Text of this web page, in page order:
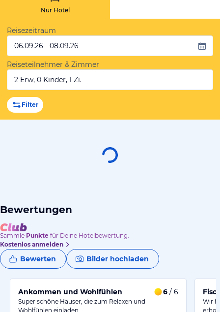
Nur Hotel
Reisezeitraum
06.09.26 - 08.09.26
Reiseteilnehmer & Zimmer
2 Erw, 0 Kinder, 1 Zi.
Filter
Bewertungen
Sammle Punkte für Deine Hotelbewertung.
Kostenlos anmelden
Bewerten Bilder hochladen
Ankommen und Wohlfühlen 6 / 6
Super schöne Häuser, die zum Relaxen und
Wohlfühlen einladen.
Wir